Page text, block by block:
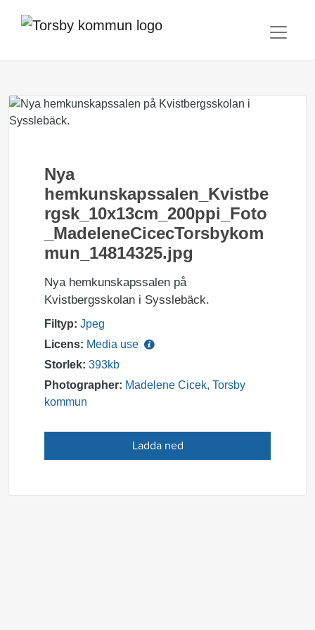
Nya
hemkunskapssalen_Kvistbe
rgsk_10x13cm_200ppi_Foto
_MadeleneCicecTorsbykom
mun_14814325.jpg
Nya hemkunskapssalen på
Kvistbergsskolan i Sysslebäck.
Filtyp: Jpeg
Licens: Media use
Storlek: 393kb
Photographer: Madelene Cicek, Torsby
kommun
Ladda ned